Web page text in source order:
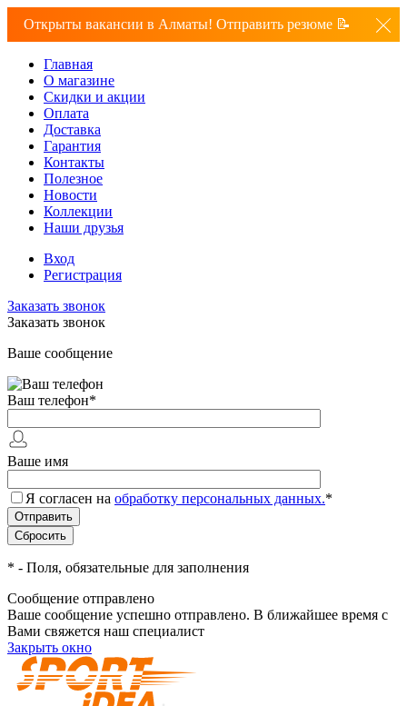
Открыты вакансии в Алматы! Отправить резюме 📝
Главная
О магазине
Скидки и акции
Оплата
Доставка
Гарантия
Контакты
Полезное
Новости
Коллекции
Наши друзья
Вход
Регистрация
Заказать звонок
Заказать звонок
Ваше сообщение
Ваш телефон*
Ваше имя
Я согласен на обработку персональных данных.*
* - Поля, обязательные для заполнения
Сообщение отправлено
Ваше сообщение успешно отправлено. В ближайшее время с
Вами свяжется наш специалист
Закрыть окно